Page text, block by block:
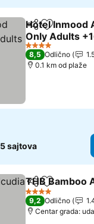
Deli Dodati u
Hotel Inmood
Only Adults
4 Zvezdice
8,5 Odlično
0.1 km od plaže
5 sajtova
Deli Dodati u
THB Bamboo
4 Zvezdice
9,2 Odlično
Centar grada: